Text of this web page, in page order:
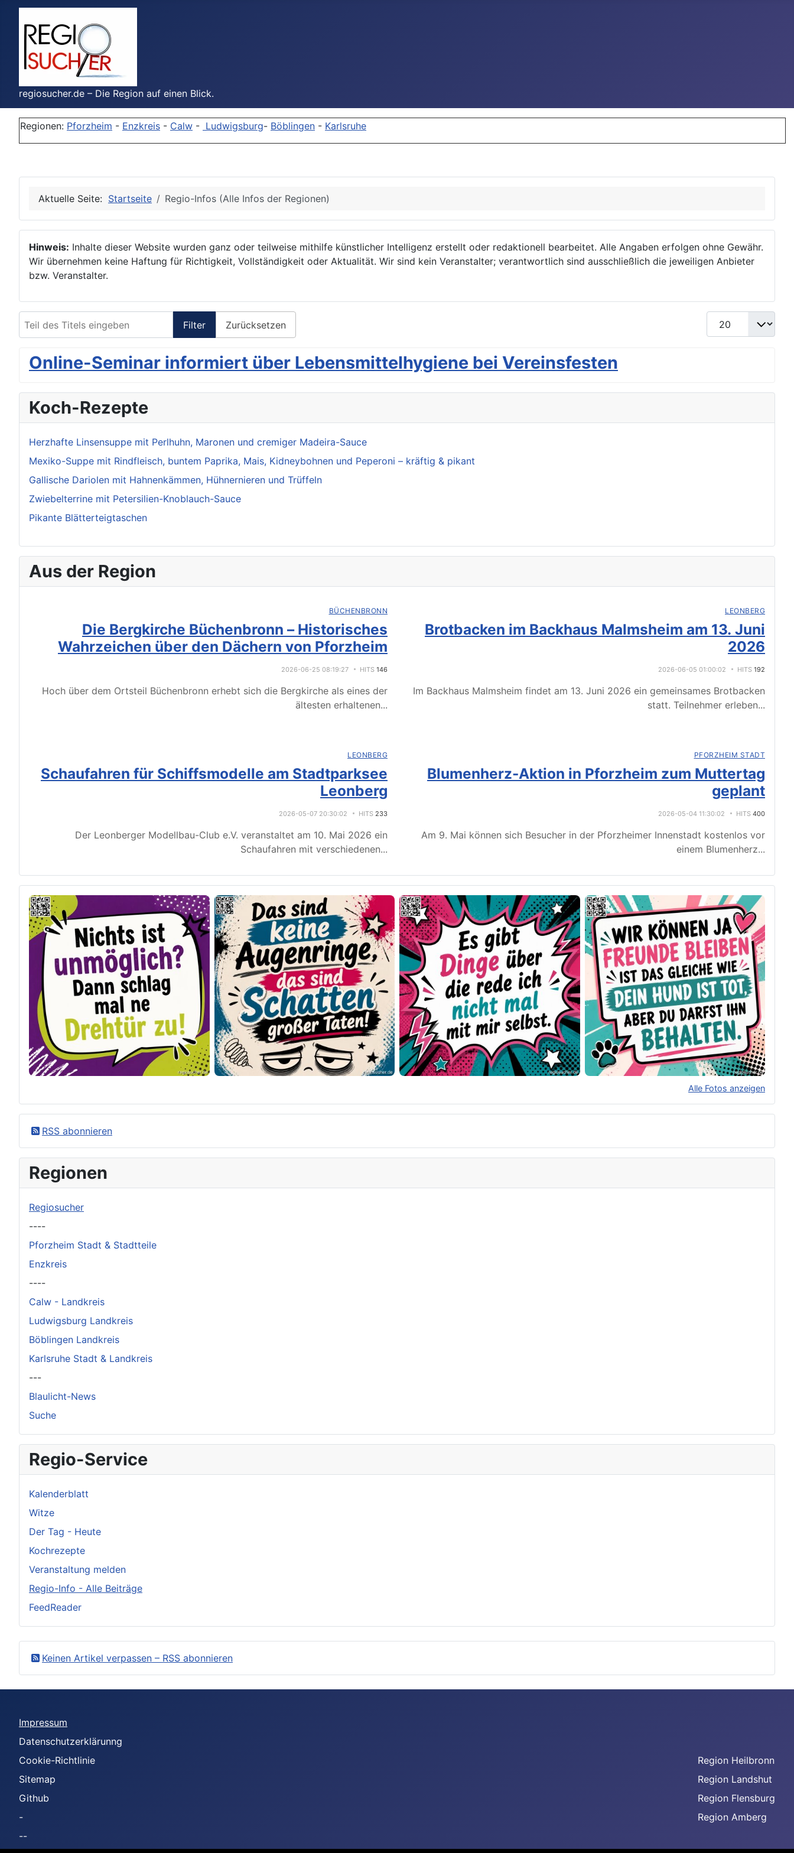
regiosucher.de – Die Region auf einen Blick.
Regionen: Pforzheim - Enzkreis - Calw - Ludwigsburg- Böblingen - Karlsruhe
Aktuelle Seite: Startseite Regio-Infos (Alle Infos der Regionen)
Hinweis: Inhalte dieser Website wurden ganz oder teilweise mithilfe künstlicher Intelligenz erstellt oder redaktionell bearbeitet. Alle Angaben erfolgen ohne Gewähr.
Wir übernehmen keine Haftung für Richtigkeit, Vollständigkeit oder Aktualität. Wir sind kein Veranstalter; verantwortlich sind ausschließlich die jeweiligen Anbieter
bzw. Veranstalter.
Filter Zurücksetzen
Anzeige #
Online-Seminar informiert über Lebensmittelhygiene bei Vereinsfesten
Koch-Rezepte
Herzhafte Linsensuppe mit Perlhuhn, Maronen und cremiger Madeira-Sauce
Mexiko-Suppe mit Rindfleisch, buntem Paprika, Mais, Kidneybohnen und Peperoni – kräftig & pikant
Gallische Dariolen mit Hahnenkämmen, Hühnernieren und Trüffeln
Zwiebelterrine mit Petersilien-Knoblauch-Sauce
Pikante Blätterteigtaschen
Aus der Region
BÜCHENBRONN
Die Bergkirche Büchenbronn – Historisches
Wahrzeichen über den Dächern von Pforzheim
2026-06-25 08:19:27 HITS 146
Hoch über dem Ortsteil Büchenbronn erhebt sich die Bergkirche als eines der
ältesten erhaltenen...
LEONBERG
Brotbacken im Backhaus Malmsheim am 13. Juni
2026
2026-06-05 01:00:02 HITS 192
Im Backhaus Malmsheim findet am 13. Juni 2026 ein gemeinsames Brotbacken
statt. Teilnehmer erleben...
LEONBERG
Schaufahren für Schiffsmodelle am Stadtparksee
Leonberg
2026-05-07 20:30:02 HITS 233
Der Leonberger Modellbau-Club e.V. veranstaltet am 10. Mai 2026 ein
Schaufahren mit verschiedenen...
PFORZHEIM STADT
Blumenherz-Aktion in Pforzheim zum Muttertag
geplant
2026-05-04 11:30:02 HITS 400
Am 9. Mai können sich Besucher in der Pforzheimer Innenstadt kostenlos vor
einem Blumenherz...
Alle Fotos anzeigen
RSS abonnieren
Regionen
Regiosucher
----
Pforzheim Stadt & Stadtteile
Enzkreis
----
Calw - Landkreis
Ludwigsburg Landkreis
Böblingen Landkreis
Karlsruhe Stadt & Landkreis
---
Blaulicht-News
Suche
Regio-Service
Kalenderblatt
Witze
Der Tag - Heute
Kochrezepte
Veranstaltung melden
Regio-Info - Alle Beiträge
FeedReader
Keinen Artikel verpassen – RSS abonnieren
Impressum
Datenschutzerklärunng
Cookie-Richtlinie
Sitemap
Github
-
--
Region Heilbronn
Region Landshut
Region Flensburg
Region Amberg